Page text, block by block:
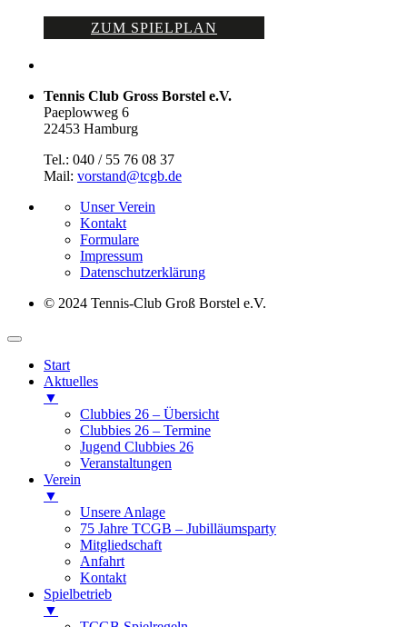
ZUM SPIELPLAN
Tennis Club Gross Borstel e.V.
Paeplowweg 6
22453 Hamburg
Tel.: 040 / 55 76 08 37
Mail: vorstand@tcgb.de
Unser Verein
Kontakt
Formulare
Impressum
Datenschutz­erklärung
© 2024 Tennis-Club Groß Borstel e.V.
Start
Aktuelles
▼
Clubbies 26 – Übersicht
Clubbies 26 – Termine
Jugend Clubbies 26
Veranstaltungen
Verein
▼
Unsere Anlage
75 Jahre TCGB – Jubilläumsparty
Mitgliedschaft
Anfahrt
Kontakt
Spielbetrieb
▼